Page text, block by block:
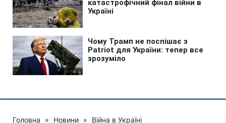
Головна » Новини » Війна в Україні